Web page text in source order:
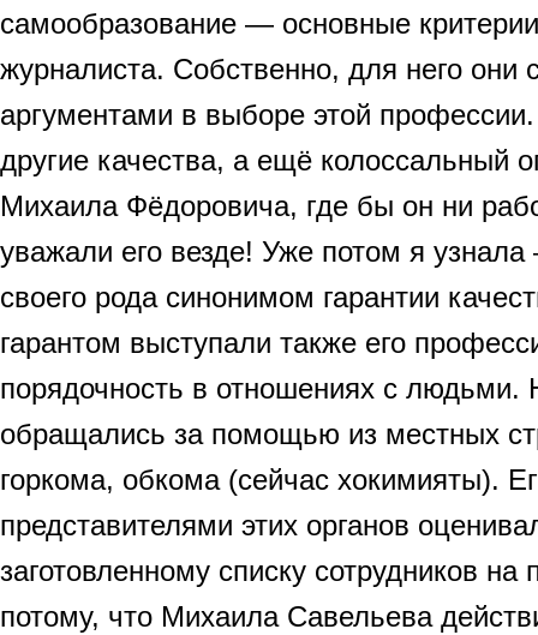
самообразование — основные
журналиста. Собственно, для него
аргументами в выборе этой
другие качества, а ещё колоссальный
Михаила Фёдоровича, где бы он ни
уважали его везде! Уже потом я
своего рода синонимом гарантии
гарантом выступали также его
порядочность в отношениях с людьми.
обращались за помощью из местных
горкома, обкома (сейчас хокимияты).
представителями этих органов
заготовленному списку сотрудников
потому, что Михаила Савельева